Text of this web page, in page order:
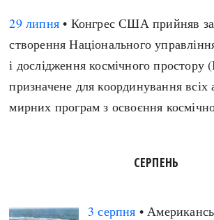
29 липня • Конгрес США прийняв
створення Національного
і дослідження космічного
призначене для координування всіх
мирних програм з освоєння
СЕРПЕНЬ
3 серпня •